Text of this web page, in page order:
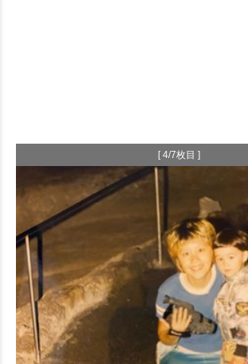
[ 4/7枚目 ]